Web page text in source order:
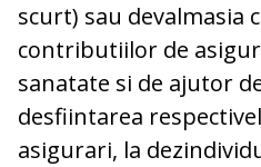
scurt) sau devalmasia
contributiilor de
sanatate si de ajutor
desfiintarea
asigurari, la